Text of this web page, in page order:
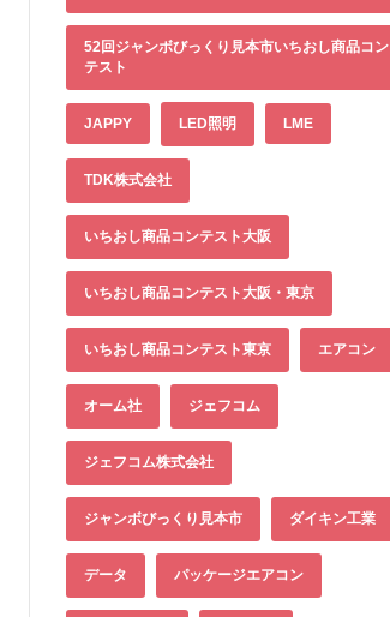
52回ジャンボびっくり見本市いちおし商品コン
テスト
JAPPY LED照明 LME
TDK株式会社
いちおし商品コンテスト大阪
いちおし商品コンテスト大阪・東京
いちおし商品コンテスト東京 エアコン
オーム社 ジェフコム
ジェフコム株式会社
ジャンボびっくり見本市 ダイキン工業
データ パッケージエアコン